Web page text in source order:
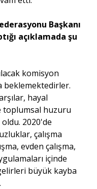
Başkanı
açıklamada şu
komisyon
beklemektedirler.
hayal
toplumsal huzuru
oldu. 2020'de
çalışma
evden çalışma,
içinde
büyük kayba